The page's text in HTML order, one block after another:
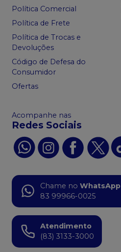
Política Comercial
Política de Frete
Política de Trocas e
Devoluções
Código de Defesa do
Consumidor
Ofertas
Acompanhe nas
Redes Sociais
Chame no WhatsApp
83 99966-0025
Atendimento
(83) 3133-3000